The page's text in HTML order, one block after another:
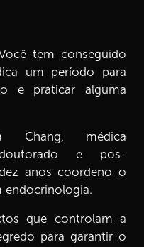
do Peso?
os Gatilhos Para
de Peso
tem conseguido
um período para
e praticar alguma
médica
e pós-
anos coordeno o
endocrinologia.
que controlam a
para garantir o